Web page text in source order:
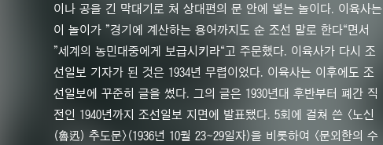
이나 공을 긴 막대기로 쳐 상대편의 문 안에 넣는 놀이다. 이육사는
이 놀이가 ”경기에 계산하는 용어까지도 순 조선 말로 한다“면서
”세계의 농민대중에게 보급시키라“고 주문했다. 이육사가 다시 조
선일보 기자가 된 것은 1934년 무렵이었다. 이육사는 이후에도 조
선일보에 꾸준히 글을 썼다. 그의 글은 1930년대 후반부터 폐간 직
전인 1940년까지 조선일보 지면에 발표됐다. 5회에 걸쳐 쓴 <노신
(魯迅) 추도문>(1936년 10월 23~29일자)을 비롯하여 <문외한의 수